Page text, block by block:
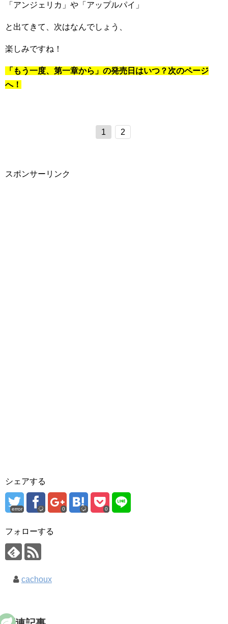
「アンジェリカ」や「アップルパイ」
と出てきて、次はなんでしょう、
楽しみですね！
「もう一度、第一章から」の発売日はいつ？次のページ
へ！
1 2
スポンサーリンク
シェアする
error 0 0
フォローする
cachoux